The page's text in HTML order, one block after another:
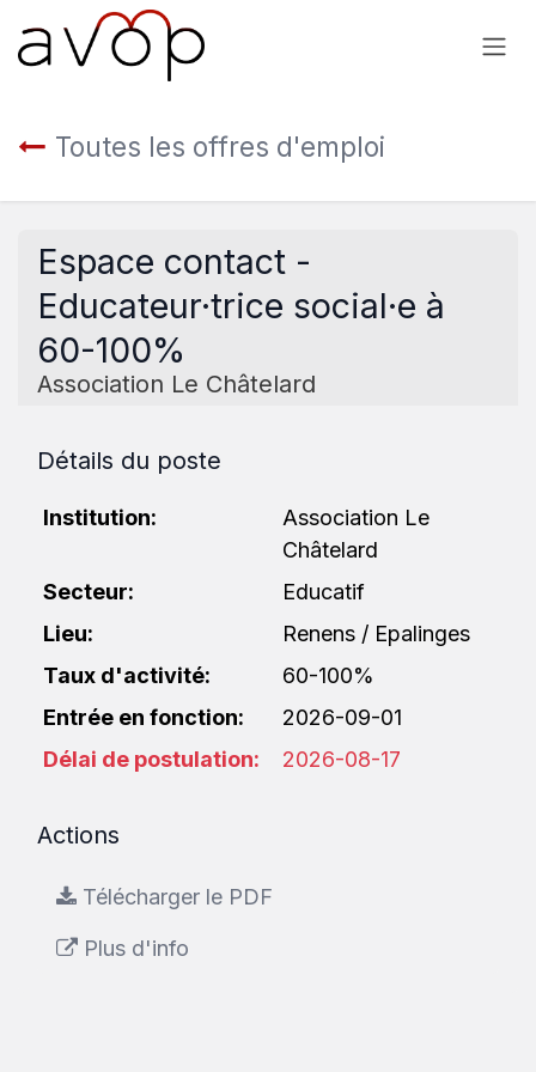
Se rendre au contenu
Toutes les offres d'emploi
Espace contact -
Educateur·trice social·e à
60-100%
Association Le Châtelard
Détails du poste
Institution:
Association Le
Châtelard
Secteur:
Educatif
Lieu:
Renens / Epalinges
Taux d'activité:
60-100%
Entrée en fonction:
2026-09-01
Délai de postulation:
2026-08-17
Actions
Télécharger le PDF
Plus d'info